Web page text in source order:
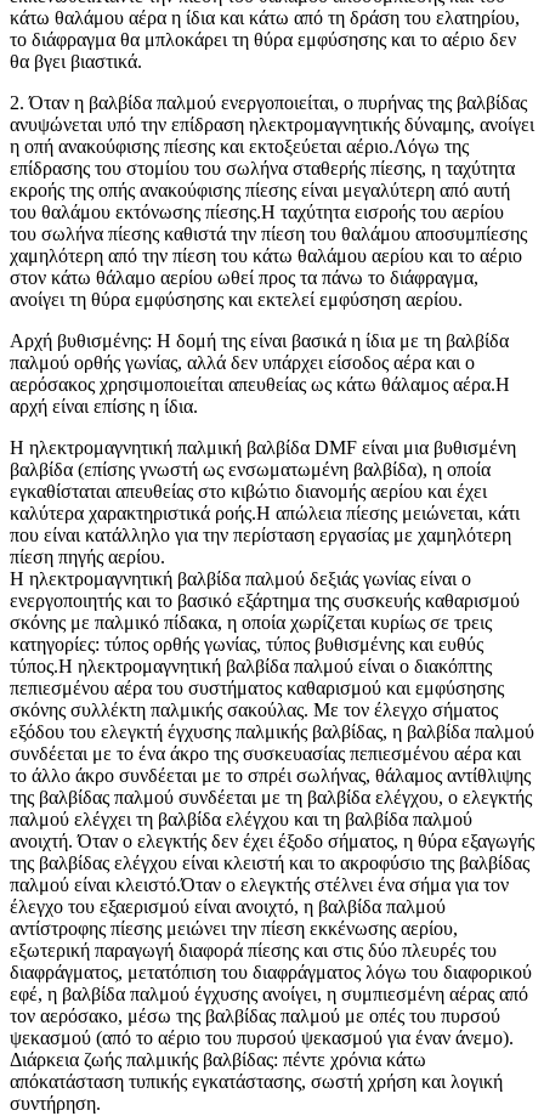
κάτω θαλάμου αέρα η ίδια και κάτω από τη δράση του ελατηρίου,
το διάφραγμα θα μπλοκάρει τη θύρα εμφύσησης και το αέριο δεν
θα βγει βιαστικά.
2. Όταν η βαλβίδα παλμού ενεργοποιείται, ο πυρήνας της βαλβίδας
ανυψώνεται υπό την επίδραση ηλεκτρομαγνητικής δύναμης, ανοίγει
η οπή ανακούφισης πίεσης και εκτοξεύεται αέριο.Λόγω της
επίδρασης του στομίου του σωλήνα σταθερής πίεσης, η ταχύτητα
εκροής της οπής ανακούφισης πίεσης είναι μεγαλύτερη από αυτή
του θαλάμου εκτόνωσης πίεσης.Η ταχύτητα εισροής του αερίου
του σωλήνα πίεσης καθιστά την πίεση του θαλάμου αποσυμπίεσης
χαμηλότερη από την πίεση του κάτω θαλάμου αερίου και το αέριο
στον κάτω θάλαμο αερίου ωθεί προς τα πάνω το διάφραγμα,
ανοίγει τη θύρα εμφύσησης και εκτελεί εμφύσηση αερίου.
Αρχή βυθισμένης: Η δομή της είναι βασικά η ίδια με τη βαλβίδα
παλμού ορθής γωνίας, αλλά δεν υπάρχει είσοδος αέρα και ο
αερόσακος χρησιμοποιείται απευθείας ως κάτω θάλαμος αέρα.Η
αρχή είναι επίσης η ίδια.
Η ηλεκτρομαγνητική παλμική βαλβίδα DMF είναι μια βυθισμένη
βαλβίδα (επίσης γνωστή ως ενσωματωμένη βαλβίδα), η οποία
εγκαθίσταται απευθείας στο κιβώτιο διανομής αερίου και έχει
καλύτερα χαρακτηριστικά ροής.Η απώλεια πίεσης μειώνεται, κάτι
που είναι κατάλληλο για την περίσταση εργασίας με χαμηλότερη
πίεση πηγής αερίου.
Η ηλεκτρομαγνητική βαλβίδα παλμού δεξιάς γωνίας είναι ο
ενεργοποιητής και το βασικό εξάρτημα της συσκευής καθαρισμού
σκόνης με παλμικό πίδακα, η οποία χωρίζεται κυρίως σε τρεις
κατηγορίες: τύπος ορθής γωνίας, τύπος βυθισμένης και ευθύς
τύπος.Η ηλεκτρομαγνητική βαλβίδα παλμού είναι ο διακόπτης
πεπιεσμένου αέρα του συστήματος καθαρισμού και εμφύσησης
σκόνης συλλέκτη παλμικής σακούλας. Με τον έλεγχο σήματος
εξόδου του ελεγκτή έγχυσης παλμικής βαλβίδας, η βαλβίδα παλμού
συνδέεται με το ένα άκρο της συσκευασίας πεπιεσμένου αέρα και
το άλλο άκρο συνδέεται με το σπρέι σωλήνας, θάλαμος αντίθλιψης
της βαλβίδας παλμού συνδέεται με τη βαλβίδα ελέγχου, ο ελεγκτής
παλμού ελέγχει τη βαλβίδα ελέγχου και τη βαλβίδα παλμού
ανοιχτή. Όταν ο ελεγκτής δεν έχει έξοδο σήματος, η θύρα εξαγωγής
της βαλβίδας ελέγχου είναι κλειστή και το ακροφύσιο της βαλβίδας
παλμού είναι κλειστό.Όταν ο ελεγκτής στέλνει ένα σήμα για τον
έλεγχο του εξαερισμού είναι ανοιχτό, η βαλβίδα παλμού
αντίστροφης πίεσης μειώνει την πίεση εκκένωσης αερίου,
εξωτερική παραγωγή διαφορά πίεσης και στις δύο πλευρές του
διαφράγματος, μετατόπιση του διαφράγματος λόγω του διαφορικού
εφέ, η βαλβίδα παλμού έγχυσης ανοίγει, η συμπιεσμένη αέρας από
τον αερόσακο, μέσω της βαλβίδας παλμού με οπές του πυρσού
ψεκασμού (από το αέριο του πυρσού ψεκασμού για έναν άνεμο).
Διάρκεια ζωής παλμικής βαλβίδας: πέντε χρόνια κάτω
απόκατάσταση τυπικής εγκατάστασης, σωστή χρήση και λογική
συντήρηση.